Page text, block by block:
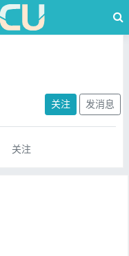
关注 发消息
关注